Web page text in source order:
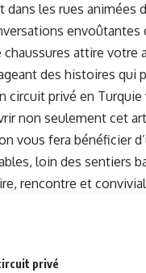
dans les rues animées
attire
des histoires qui
circuit privé en
non seulement cet
vous fera bénéficier
loin des sentiers
rencontre et
privé